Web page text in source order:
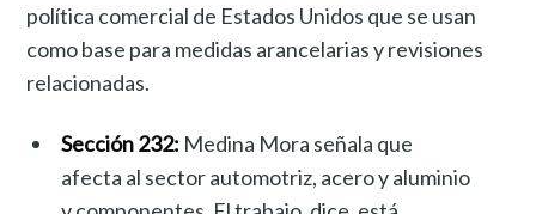
política comercial de Estados Unidos que se usan
como base para medidas arancelarias y revisiones
relacionadas.
Sección 232: Medina Mora señala que
afecta al sector automotriz, acero y aluminio